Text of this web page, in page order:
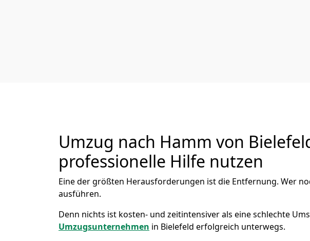
Umzug nach Hamm von
professionelle Hilfe nutzen
Eine der größten Herausforderungen ist die Entfernung. Wer
ausführen.
Denn nichts ist kosten- und zeitintensiver als eine schlechte
Umzugsunternehmen in Bielefeld erfolgreich unterwegs.